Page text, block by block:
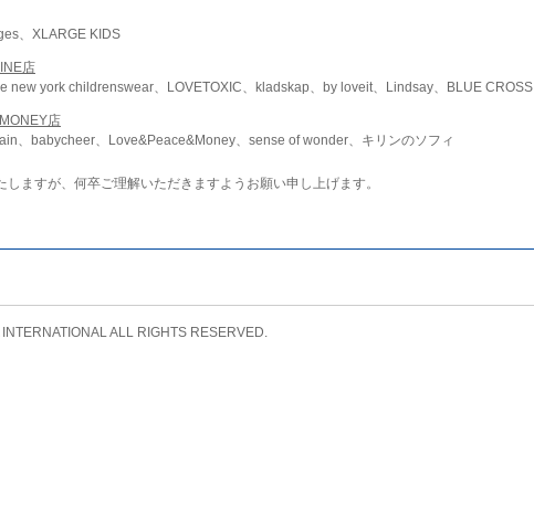
、XLARGE KIDS
店
new york childrenswear、LOVETOXIC、kladskap、by loveit、Lindsay、BLUE CROSS
店
、babycheer、Love&Peace&Money、sense of wonder、キリンのソフィ
ますが、何卒ご理解いただきますようお願い申し上げます。